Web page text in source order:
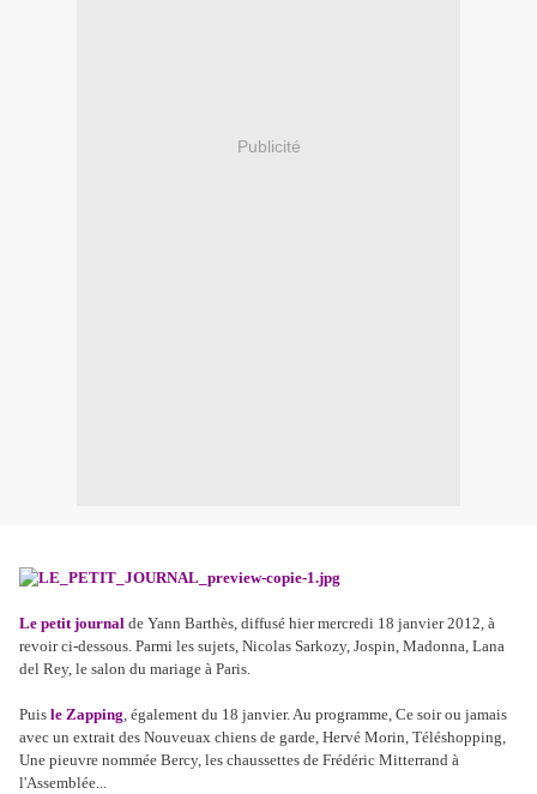
Publicité
Le petit journal de Yann Barthès, diffusé hier mercredi 18 janvier 2012, à
revoir ci-dessous. Parmi les sujets, Nicolas Sarkozy, Jospin, Madonna, Lana
del Rey, le salon du mariage à Paris.
Puis le Zapping, également du 18 janvier. Au programme, Ce soir ou jamais
avec un extrait des Nouveuax chiens de garde, Hervé Morin, Téléshopping,
Une pieuvre nommée Bercy, les chaussettes de Frédéric Mitterrand à
l'Assemblée...